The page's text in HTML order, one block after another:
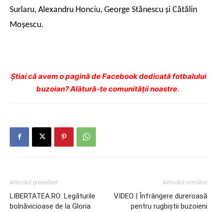
Surlaru, Alexandru Honciu, George Stănescu şi Cătălin
Moşescu.
Ştiai că avem o pagină de Facebook dedicată fotbalului
buzoian? Alătură-te comunității noastre.
Articolul precedent
LIBERTATEA.RO: Legăturile
bolnăvicioase de la Gloria
Articolul următor
VIDEO | Înfrângere dureroasă
pentru rugbiştii buzoieni